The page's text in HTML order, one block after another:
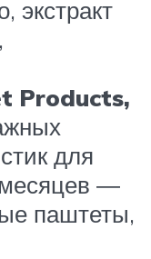
экстракт
Products,
для
месяцев ―
паштеты,